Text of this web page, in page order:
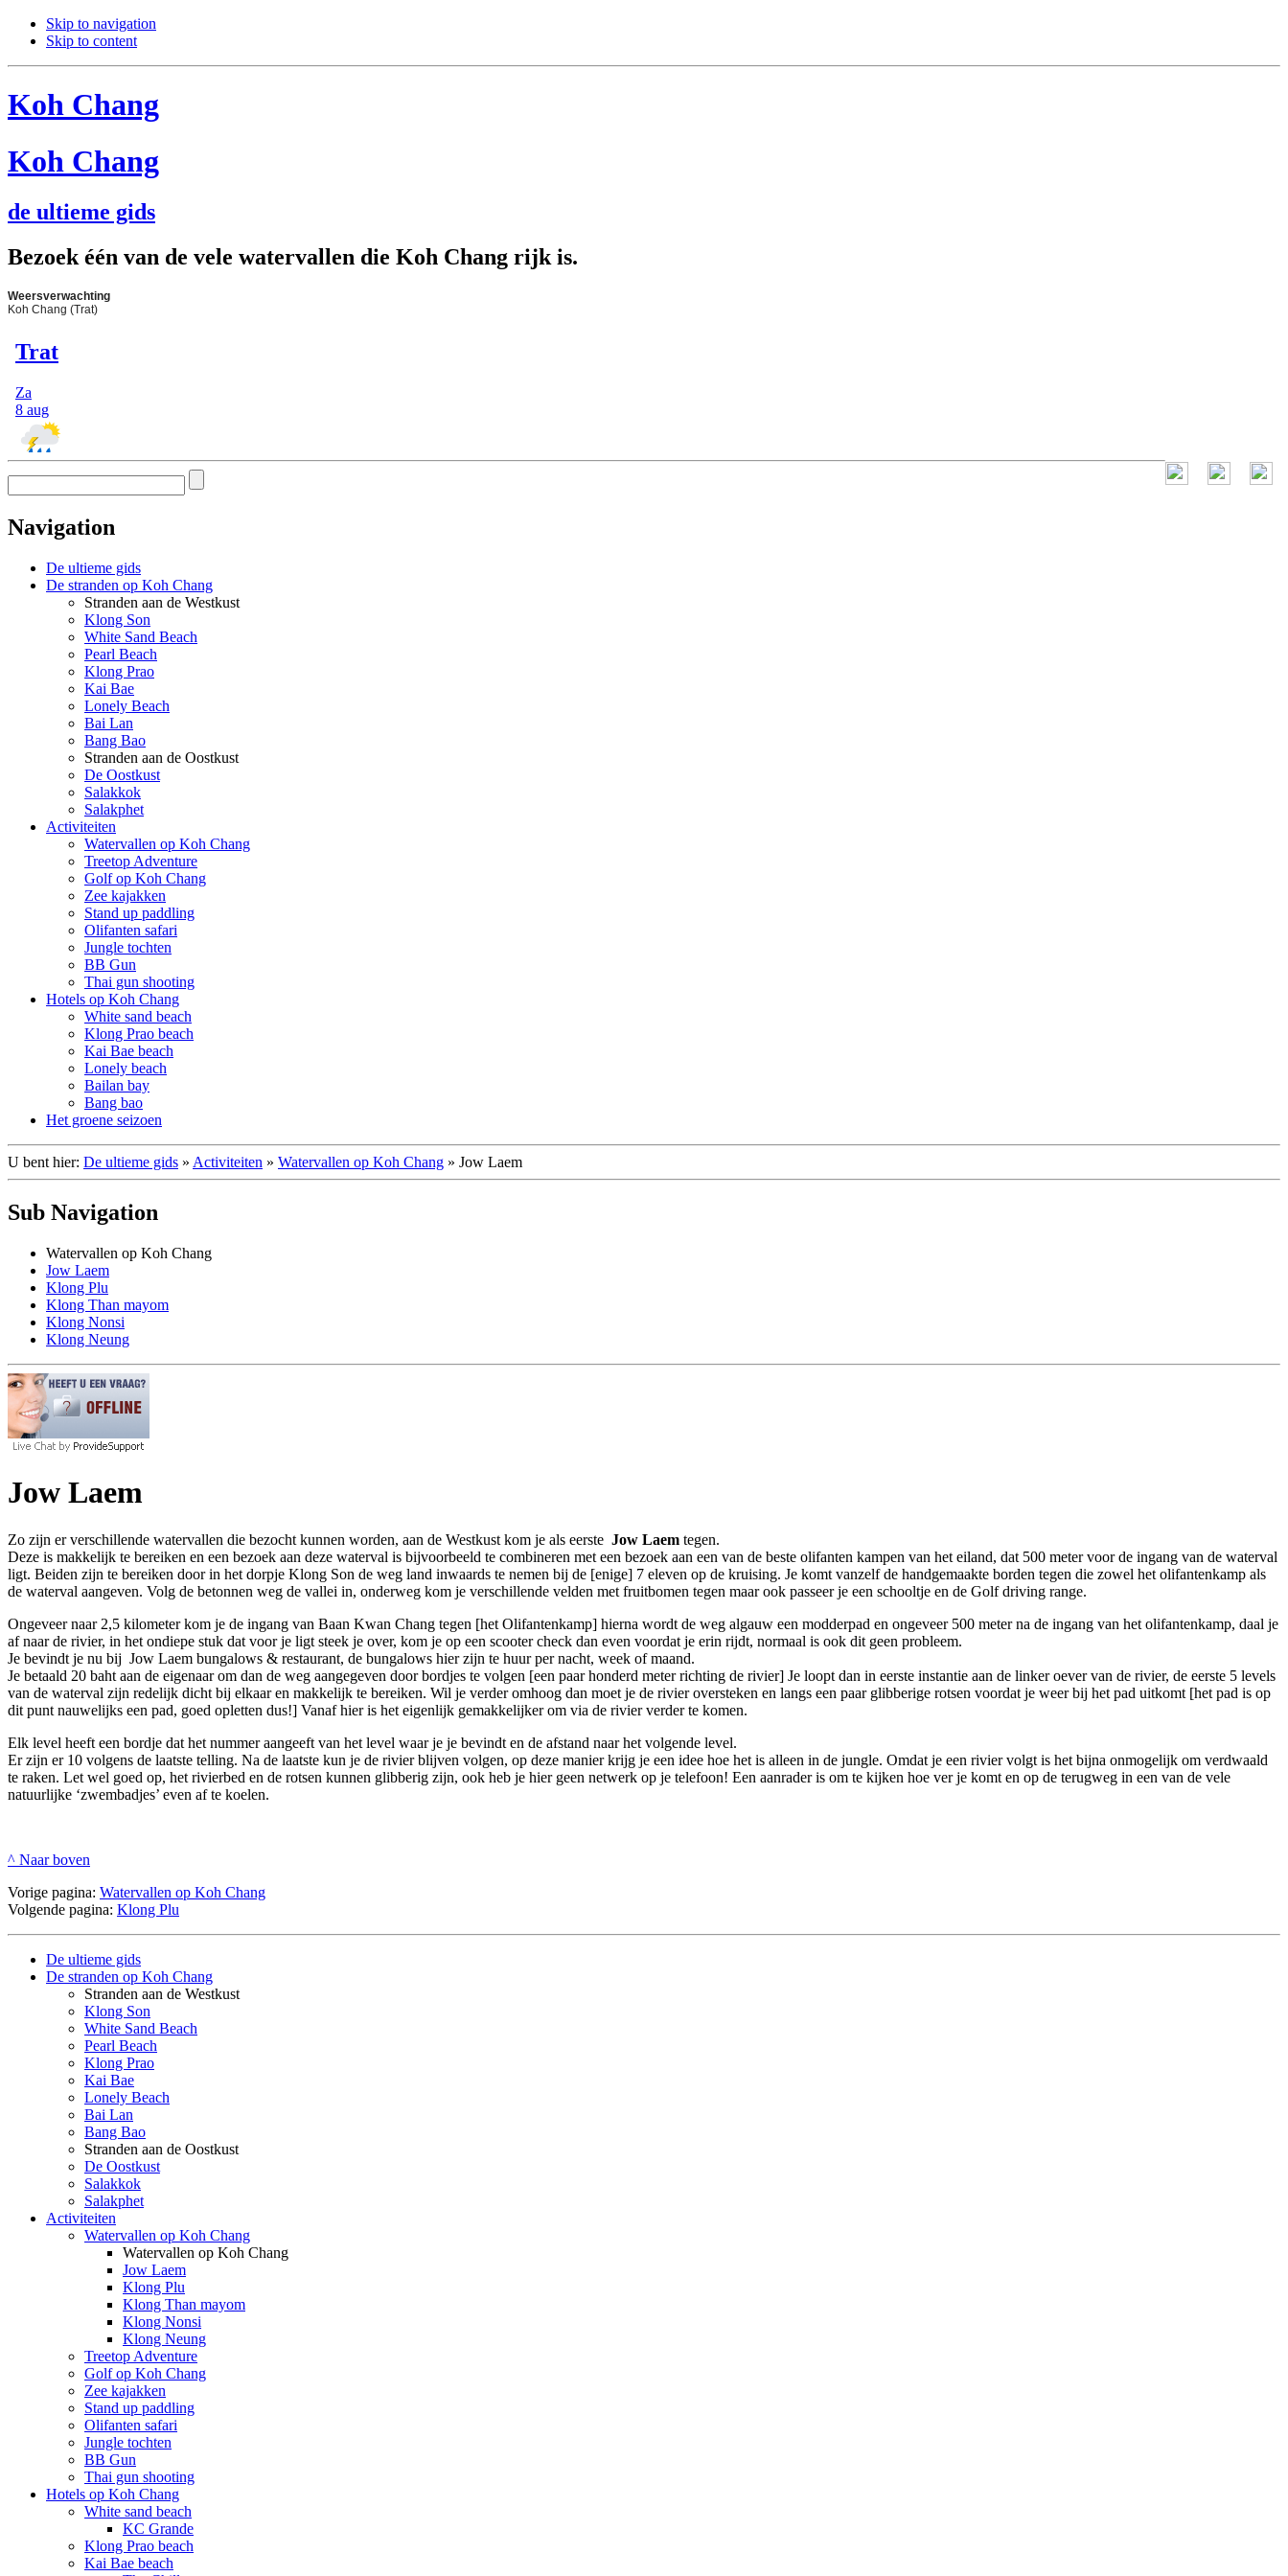
Skip to navigation
Skip to content
Koh Chang
Koh Chang
de ultieme gids
Bezoek één van de vele watervallen die Koh Chang rijk is.
Weersverwachting
Koh Chang (Trat)
Navigation
De ultieme gids
De stranden op Koh Chang
Stranden aan de Westkust
Klong Son
White Sand Beach
Pearl Beach
Klong Prao
Kai Bae
Lonely Beach
Bai Lan
Bang Bao
Stranden aan de Oostkust
De Oostkust
Salakkok
Salakphet
Activiteiten
Watervallen op Koh Chang
Treetop Adventure
Golf op Koh Chang
Zee kajakken
Stand up paddling
Olifanten safari
Jungle tochten
BB Gun
Thai gun shooting
Hotels op Koh Chang
White sand beach
Klong Prao beach
Kai Bae beach
Lonely beach
Bailan bay
Bang bao
Het groene seizoen
U bent hier: De ultieme gids » Activiteiten » Watervallen op Koh Chang » Jow Laem
Sub Navigation
Watervallen op Koh Chang
Jow Laem
Klong Plu
Klong Than mayom
Klong Nonsi
Klong Neung
Jow Laem
Zo zijn er verschillende watervallen die bezocht kunnen worden, aan de Westkust kom je als eerste Jow Laem tegen.
Deze is makkelijk te bereiken en een bezoek aan deze waterval is bijvoorbeeld te combineren met een bezoek aan een van de beste olifanten kampen van het eiland, dat 500 meter voor de ingang van de waterval
ligt. Beiden zijn te bereiken door in het dorpje Klong Son de weg land inwaards te nemen bij de [enige] 7 eleven op de kruising. Je komt vanzelf de handgemaakte borden tegen die zowel het olifantenkamp als
de waterval aangeven. Volg de betonnen weg de vallei in, onderweg kom je verschillende velden met fruitbomen tegen maar ook passeer je een schooltje en de Golf driving range.
Ongeveer naar 2,5 kilometer kom je de ingang van Baan Kwan Chang tegen [het Olifantenkamp] hierna wordt de weg algauw een modderpad en ongeveer 500 meter na de ingang van het olifantenkamp, daal je
af naar de rivier, in het ondiepe stuk dat voor je ligt steek je over, kom je op een scooter check dan even voordat je erin rijdt, normaal is ook dit geen probleem.
Je bevindt je nu bij Jow Laem bungalows & restaurant, de bungalows hier zijn te huur per nacht, week of maand.
Je betaald 20 baht aan de eigenaar om dan de weg aangegeven door bordjes te volgen [een paar honderd meter richting de rivier] Je loopt dan in eerste instantie aan de linker oever van de rivier, de eerste 5 levels
van de waterval zijn redelijk dicht bij elkaar en makkelijk te bereiken. Wil je verder omhoog dan moet je de rivier oversteken en langs een paar glibberige rotsen voordat je weer bij het pad uitkomt [het pad is op
dit punt nauwelijks een pad, goed opletten dus!] Vanaf hier is het eigenlijk gemakkelijker om via de rivier verder te komen.
Elk level heeft een bordje dat het nummer aangeeft van het level waar je je bevindt en de afstand naar het volgende level.
Er zijn er 10 volgens de laatste telling. Na de laatste kun je de rivier blijven volgen, op deze manier krijg je een idee hoe het is alleen in de jungle. Omdat je een rivier volgt is het bijna onmogelijk om verdwaald
te raken. Let wel goed op, het rivierbed en de rotsen kunnen glibberig zijn, ook heb je hier geen netwerk op je telefoon! Een aanrader is om te kijken hoe ver je komt en op de terugweg in een van de vele
natuurlijke ‘zwembadjes’ even af te koelen.
^ Naar boven
Vorige pagina: Watervallen op Koh Chang
Volgende pagina: Klong Plu
De ultieme gids
De stranden op Koh Chang
Stranden aan de Westkust
Klong Son
White Sand Beach
Pearl Beach
Klong Prao
Kai Bae
Lonely Beach
Bai Lan
Bang Bao
Stranden aan de Oostkust
De Oostkust
Salakkok
Salakphet
Activiteiten
Watervallen op Koh Chang
Watervallen op Koh Chang
Jow Laem
Klong Plu
Klong Than mayom
Klong Nonsi
Klong Neung
Treetop Adventure
Golf op Koh Chang
Zee kajakken
Stand up paddling
Olifanten safari
Jungle tochten
BB Gun
Thai gun shooting
Hotels op Koh Chang
White sand beach
KC Grande
Klong Prao beach
Kai Bae beach